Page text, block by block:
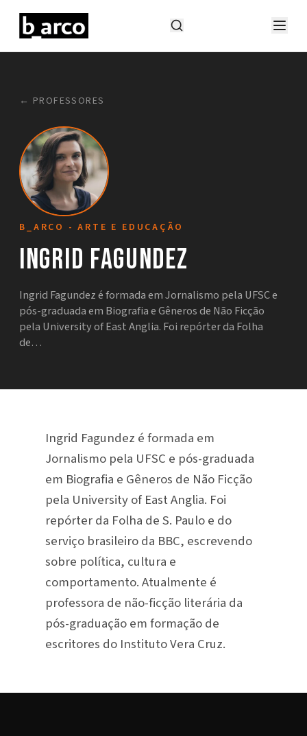
← PROFESSORES
B_ARCO - ARTE E EDUCAÇÃO
Ingrid Fagundez
Ingrid Fagundez é formada em Jornalismo pela UFSC e
pós-graduada em Biografia e Gêneros de Não Ficção
pela University of East Anglia. Foi repórter da Folha
de…
Ingrid Fagundez é formada em
Jornalismo pela UFSC e pós-graduada
em Biografia e Gêneros de Não Ficção
pela University of East Anglia. Foi
repórter da Folha de S. Paulo e do
serviço brasileiro da BBC, escrevendo
sobre política, cultura e
comportamento. Atualmente é
professora de não-ficção literária da
pós-graduação em formação de
escritores do Instituto Vera Cruz.